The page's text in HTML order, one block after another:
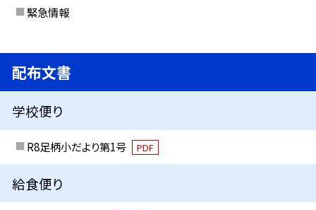
緊急情報
配布文書
学校便り
R8足柄小だより第1号 PDF
給食便り